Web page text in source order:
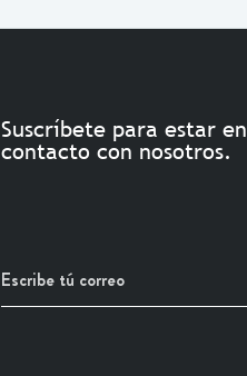
Suscríbete para estar en
contacto con nosotros.